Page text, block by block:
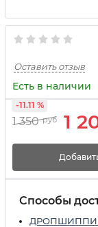
Оставить отзыв
Есть в наличии
1 350 руб 1
-11.11 %
Способы